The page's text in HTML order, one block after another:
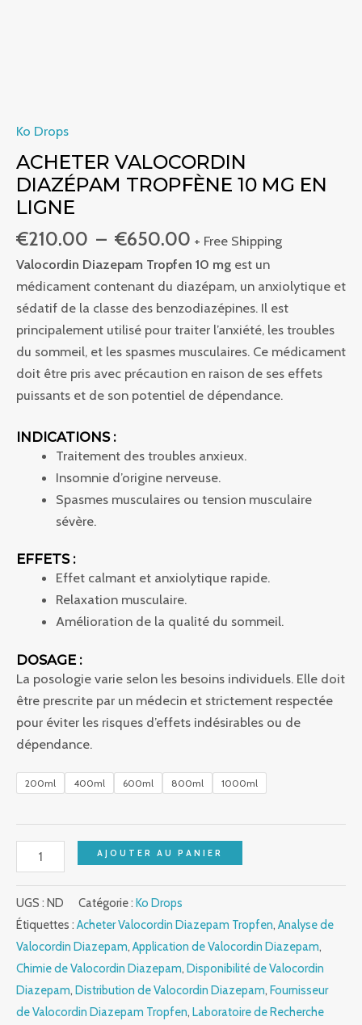
Ko Drops
ACHETER VALOCORDIN
DIAZÉPAM TROPFÈNE 10 MG EN
LIGNE
€210.00 – €650.00 + Free Shipping
Valocordin Diazepam Tropfen 10 mg est un
médicament contenant du diazépam, un anxiolytique et
sédatif de la classe des benzodiazépines. Il est
principalement utilisé pour traiter l’anxiété, les troubles
du sommeil, et les spasmes musculaires. Ce médicament
doit être pris avec précaution en raison de ses effets
puissants et de son potentiel de dépendance.
INDICATIONS :
Traitement des troubles anxieux.
Insomnie d’origine nerveuse.
Spasmes musculaires ou tension musculaire
sévère.
EFFETS :
Effet calmant et anxiolytique rapide.
Relaxation musculaire.
Amélioration de la qualité du sommeil.
DOSAGE :
La posologie varie selon les besoins individuels. Elle doit
être prescrite par un médecin et strictement respectée
pour éviter les risques d’effets indésirables ou de
dépendance.
200ml 400ml 600ml 800ml 1000ml
AJOUTER AU PANIER
UGS : ND Catégorie : Ko Drops
Étiquettes : Acheter Valocordin Diazepam Tropfen, Analyse de
Valocordin Diazepam, Application de Valocordin Diazepam,
Chimie de Valocordin Diazepam, Disponibilité de Valocordin
Diazepam, Distribution de Valocordin Diazepam, Fournisseur
de Valocordin Diazepam Tropfen, Laboratoire de Recherche